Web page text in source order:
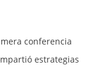
conferencia
estrategias